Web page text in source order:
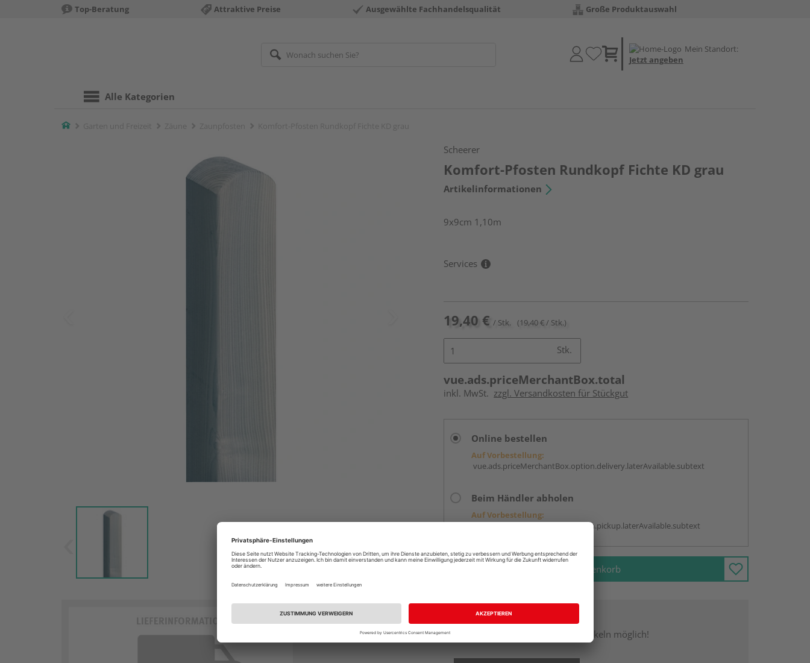
Top-Beratung Attraktive Preise Ausgewählte Fachhandelsqualität Große Produktauswahl
Mein Standort:
Jetzt angeben
Alle Kategorien
Home
Scheerer
Komfort-Pfosten Rundkopf Fichte KD grau
Artikelinformationen
9x9cm 1,10m
Services
19,40 € / Stk. (19,40 € / Stk.)
Stk.
vue.ads.priceMerchantBox.total
inkl. MwSt. zzgl. Versandkosten für Stückgut
Online bestellen
Auf Vorbestellung:
vue.ads.priceMerchantBox.option.delivery.laterAvailable.subtext
Beim Händler abholen
Auf Vorbestellung:
vue.ads.priceMerchantBox.option.pickup.laterAvailable.subtext
In den Warenkorb
Bitte beachten Sie:
Aktuell Lieferverzögerungen bei einigen Gartenartikeln möglich!